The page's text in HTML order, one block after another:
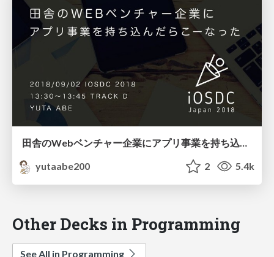
田舎のWebベンチャー企業にアプリ事業を持ち込んだらこーなった
yutaabe200
2 5.4k
Other Decks in Programming
See All in Programming